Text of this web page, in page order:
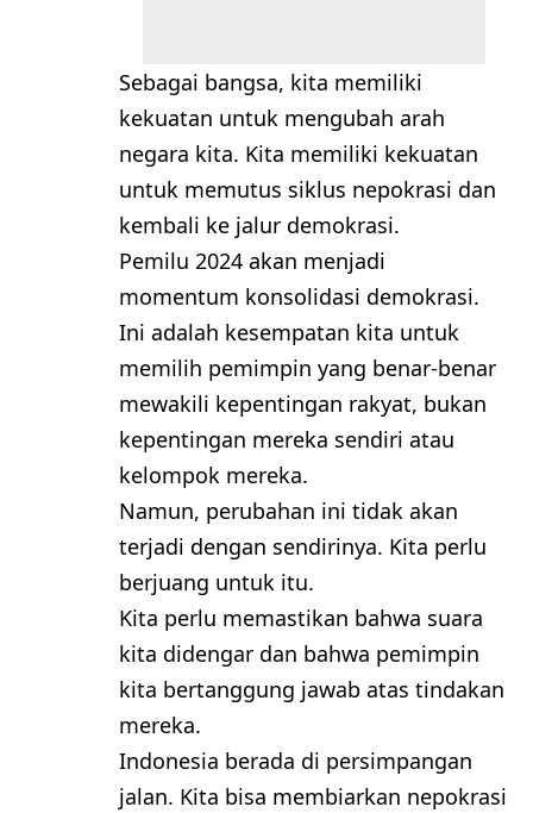
Sebagai bangsa, kita memiliki
kekuatan untuk mengubah arah
negara kita. Kita memiliki kekuatan
untuk memutus siklus nepokrasi dan
kembali ke jalur demokrasi.
Pemilu 2024 akan menjadi
momentum konsolidasi demokrasi.
Ini adalah kesempatan kita untuk
memilih pemimpin yang benar-benar
mewakili kepentingan rakyat, bukan
kepentingan mereka sendiri atau
kelompok mereka.
Namun, perubahan ini tidak akan
terjadi dengan sendirinya. Kita perlu
berjuang untuk itu.
Kita perlu memastikan bahwa suara
kita didengar dan bahwa pemimpin
kita bertanggung jawab atas tindakan
mereka.
Indonesia berada di persimpangan
jalan. Kita bisa membiarkan nepokrasi